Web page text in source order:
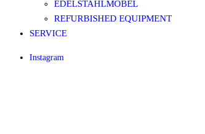
EDELSTAHLMÖBEL
REFURBISHED EQUIPMENT
SERVICE
Instagram